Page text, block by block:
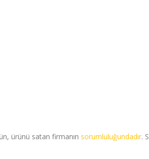
ürünü satan firmanın sorumluluğundadır.